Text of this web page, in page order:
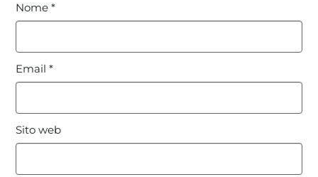
Nome*
Email*
Sito web